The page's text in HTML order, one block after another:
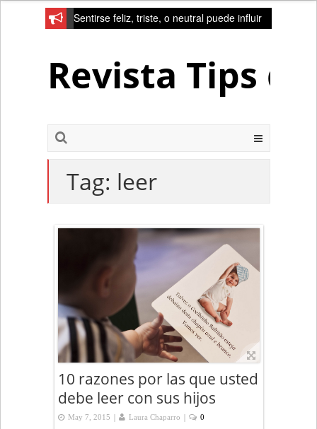
Sentirse feliz, triste, o neutral puede influir
Revista Tips
Tag: leer
10 razones por las que usted
debe leer con sus hijos
May 7, 2015 | Laura Chaparro | 0